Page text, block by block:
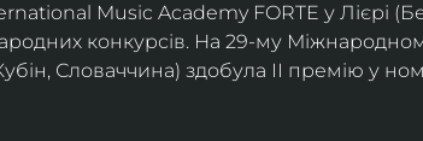
Music Academy FORTE у Лієрі
конкурсів. На 29-му
Словаччина) здобула ІІ премію у